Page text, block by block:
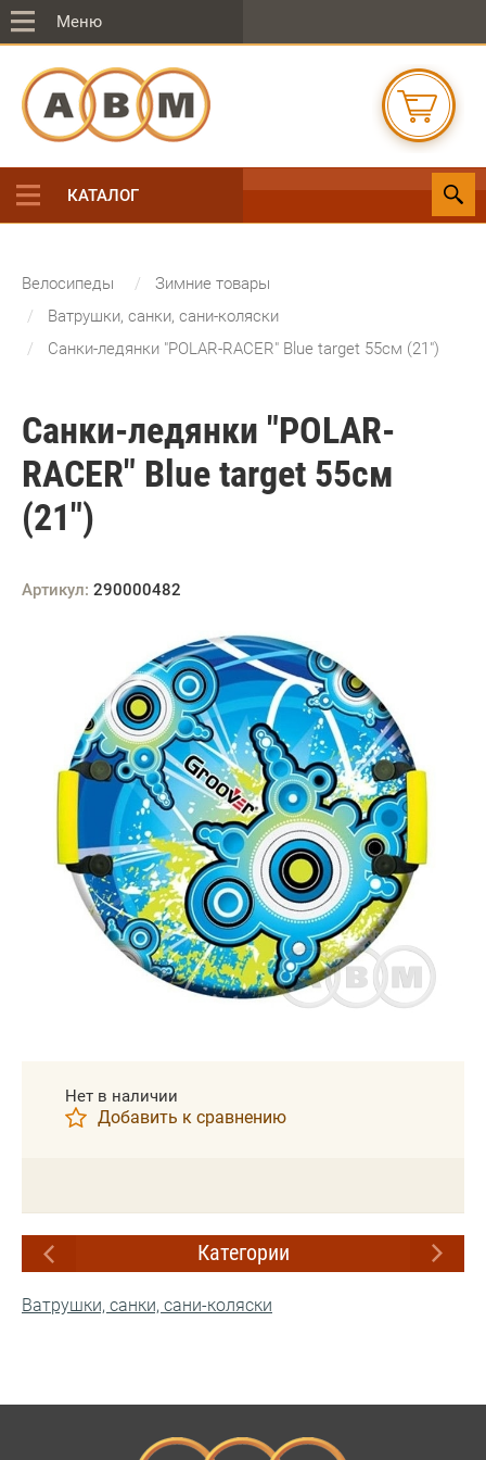
Меню
КАТАЛОГ
Велосипеды
Зимние товары
Ватрушки, санки, сани-коляски
Санки-ледянки "POLAR-RACER" Blue target 55см (21")
Санки-ледянки "POLAR-
RACER" Blue target 55см
(21")
Артикул: 290000482
Нет в наличии
Добавить к сравнению
Категории
Ватрушки, санки, сани-коляски